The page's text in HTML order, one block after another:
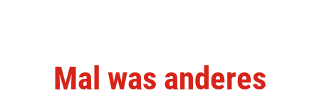
Mal was anderes